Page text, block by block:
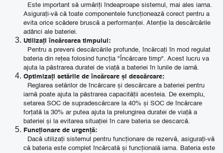
Este important să urmăriți îndeaproape sistemul, mai ales iarna.
Asigurați-vă că toate componentele funcționează corect pentru a
evita orice scădere bruscă a performanței. Atenție la descărcările
adânci ale bateriei.
Utilizați încărcarea timpului:
Pentru a preveni descărcările profunde, încărcați în mod regulat
bateria din rețea folosind funcția "Încărcare timp". Acest lucru va
ajuta la păstrarea duratei de viață a bateriei în lunile de iarnă.
Optimizați setările de încărcare și descărcare:
Reglarea setărilor de încărcare și descărcare a bateriei pentru
iarnă poate ajuta la păstrarea capacității acesteia. De exemplu,
setarea SOC de supradescărcare la 40% și SOC de încărcare
forțată la 30% ar putea ajuta la prelungirea duratei de viață a
bateriei și la evitarea situației în care bateria se descarcă.
Funcționare de urgență:
Dacă utilizați sistemul pentru funcționare de rezervă, asigurați-vă
că bateria este complet încărcată și funcțională iarna. Bateria este